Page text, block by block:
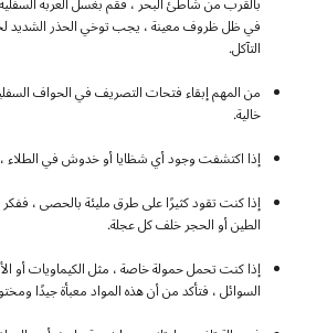
التآكل.
من المهم إبقاء فتحات التصريف في الحواف
خالية.
إذا اكتشفت وجود أي شظايا أو خدوش في الطلاء ،
إذا كنت تقود كثيرًا على طرق مليئة بالحصى ،
الطين أو الحجر خلف كل عجلة.
إذا كنت تحمل حمولة خاصة ، مثل الكيماويات أو
السوائل ، فتأكد من أن هذه المواد معبأة جيدًا